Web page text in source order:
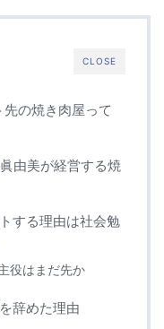
CLOSE
の焼き肉屋って
由美が経営する焼
する理由は社会勉
役はまだ先か
辞めた理由